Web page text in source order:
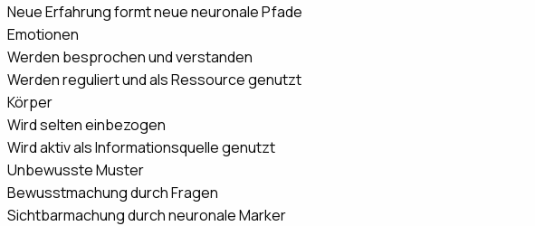
Neue Erfahrung formt neue neuronale Pfade
Emotionen
Werden besprochen und verstanden
Werden reguliert und als Ressource genutzt
Körper
Wird selten einbezogen
Wird aktiv als Informationsquelle genutzt
Unbewusste Muster
Bewusstmachung durch Fragen
Sichtbarmachung durch neuronale Marker